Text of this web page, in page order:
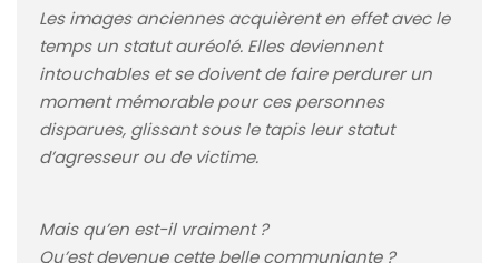
Les images anciennes acquièrent en effet avec le
temps un statut auréolé. Elles deviennent
intouchables et se doivent de faire perdurer un
moment mémorable pour ces personnes
disparues, glissant sous le tapis leur statut
d’agresseur ou de victime.
Mais qu’en est-il vraiment ?
Qu’est devenue cette belle communiante ?